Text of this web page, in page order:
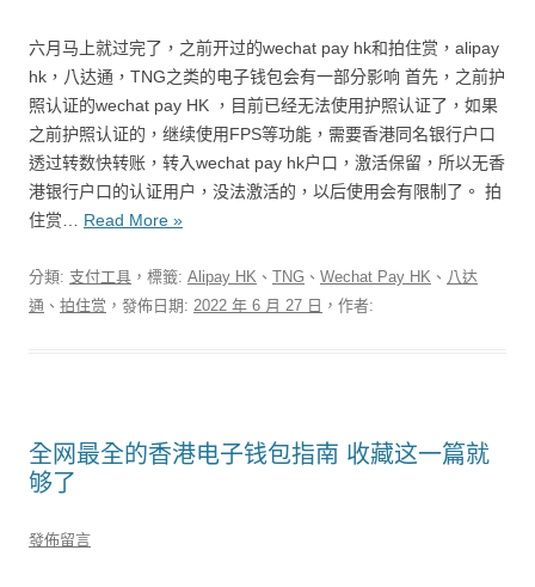
六月马上就过完了，之前开过的wechat pay hk和拍住赏，alipay
hk，八达通，TNG之类的电子钱包会有一部分影响 首先，之前护
照认证的wechat pay HK ，目前已经无法使用护照认证了，如果
之前护照认证的，继续使用FPS等功能，需要香港同名银行户口
透过转数快转账，转入wechat pay hk户口，激活保留，所以无香
港银行户口的认证用户，没法激活的，以后使用会有限制了。 拍
住赏… Read More »
分類: 支付工具 ，標籤: Alipay HK 、 TNG 、 Wechat Pay HK 、 八达
通 、 拍住赏 ，發佈日期: 2022 年 6 月 27 日 ，作者:
全网最全的香港电子钱包指南 收藏这一篇就
够了
發佈留言